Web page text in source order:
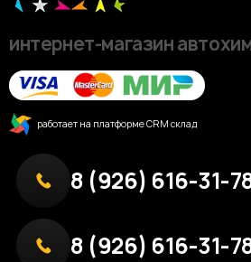
интернет-магазин
работает на платформе CRM склад
8 (926) 616-31-
8 (926) 616-31-